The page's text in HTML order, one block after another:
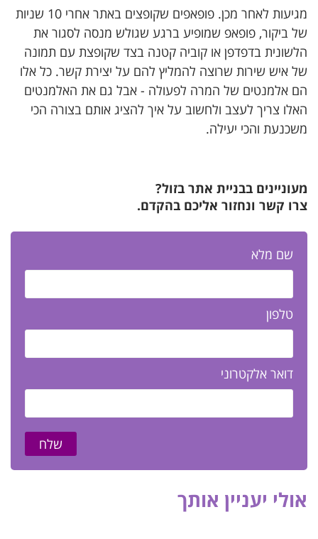
מגיעות לאחר מכן. פופאפים שקופצים באתר אחרי 10 שניות
של ביקור, פופאפ שמופיע ברגע שגולש מנסה לסגור את
הלשונית בדפדפן או קוביה קטנה בצד שקופצת עם תמונה
של איש שירות שרוצה להמליץ להם על יצירת קשר. כל אלו
הם אלמנטים של המרה לפעולה - אבל גם את האלמנטים
האלו צריך לעצב ולחשוב על איך להציג אותם בצורה הכי
משכנעת והכי יעילה.
מעוניינים בבניית אתר בזול?
צרו קשר ונחזור אליכם בהקדם.
שם מלא
טלפון
דואר אלקטרוני
שלח
אולי יעניין אותך